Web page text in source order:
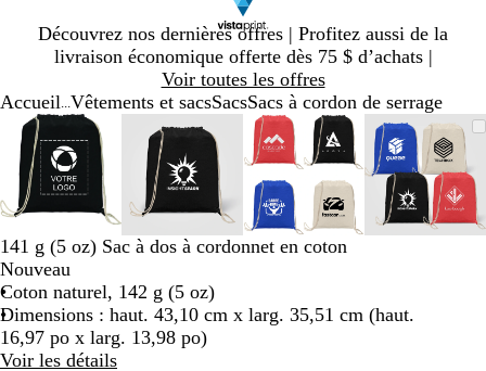
Découvrez nos dernières offres | Profitez aussi de la
livraison économique offerte dès 75 $ d’achats |
Voir toutes les offres
Diapositive
1
Accueil Vêtements et sacsSacsSacs à cordon de serrage
Image
zoomable
Zoomé
à
minimum
Cliquez
pour
agrandir
Utilisez
les
touches
« plus »
et
« moins »
pour
zoomer,
et
touches
Image
zoomable
Zoomé
minimum
Cliquez
pour
agrandir
Utilisez
touches
« plus »
et
« moins »
zoomer,
et
les
touches
Image
zoomable
Zoomé
minimum
Cliquez
pour
agrandir
Utilisez
les
touches
« plus »
et
« moins »
et
les
Image
Zoomé
à
Cliquez
pour
Utilisez
les
touches
« plus »
et
«
Diapositive
sur
141 g (5 oz) Sac à dos à cordonnet en coton
Nouveau
Coton naturel, 142 g (5 oz)
Dimensions : haut. 43,10 cm x larg. 35,51 cm (haut.
16,97 po x larg. 13,98 po)
Voir les détails